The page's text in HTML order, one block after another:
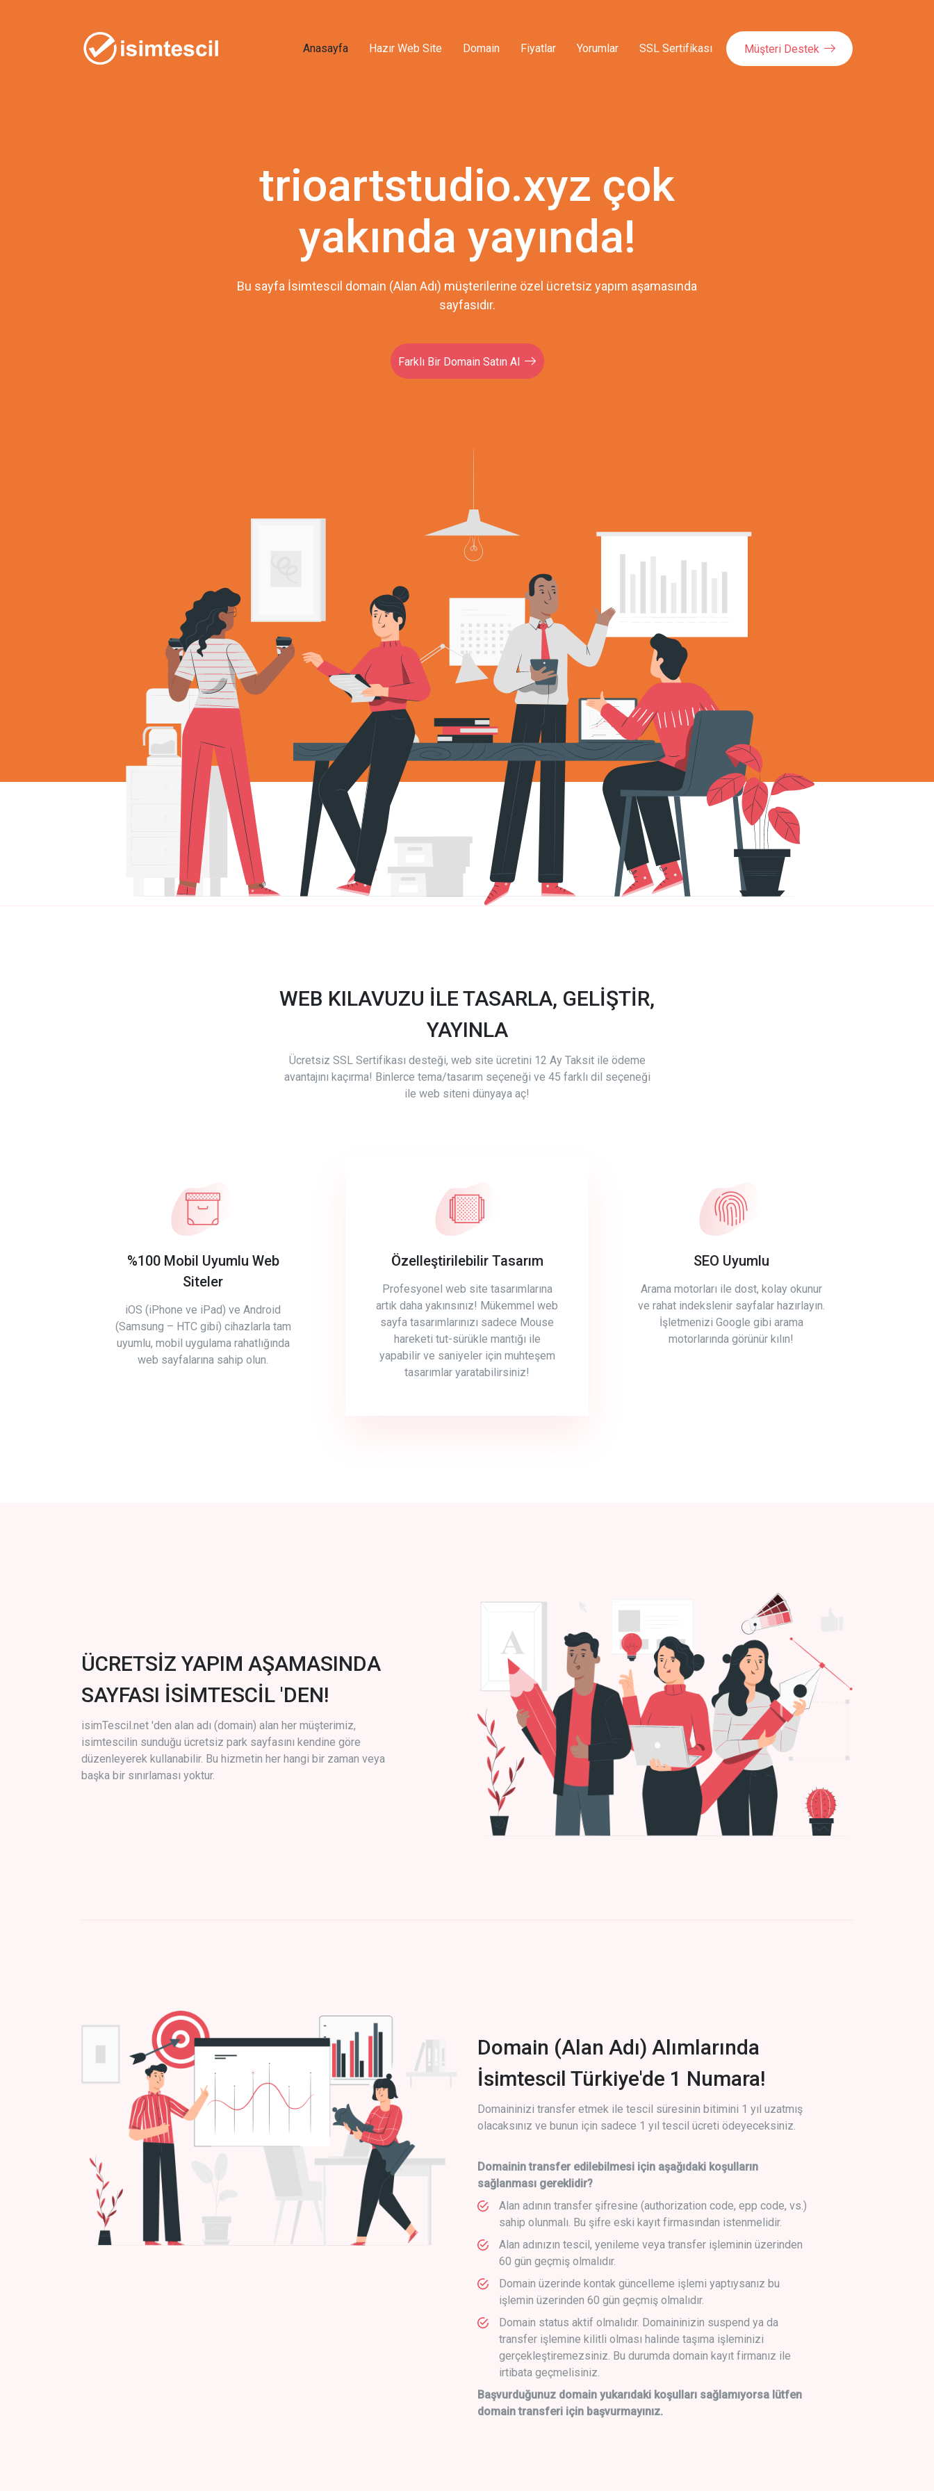
Anasayfa Hazır Web Site Domain Fiyatlar Yorumlar SSL Sertifikası Müşteri Destek
trioartstudio.xyz çok
yakında yayında!
Bu sayfa İsimtescil domain (Alan Adı) müşterilerine özel ücretsiz yapım aşamasında
sayfasıdır.
Farklı Bir Domain Satın Al
WEB KILAVUZU İLE TASARLA, GELİŞTİR,
YAYINLA
Ücretsiz SSL Sertifikası desteği, web site ücretini 12 Ay Taksit ile ödeme
avantajını kaçırma! Binlerce tema/tasarım seçeneği ve 45 farklı dil seçeneği
ile web siteni dünyaya aç!
%100 Mobil Uyumlu Web
Siteler
iOS (iPhone ve iPad) ve Android
(Samsung – HTC gibi) cihazlarla tam
uyumlu, mobil uygulama rahatlığında
web sayfalarına sahip olun.
Özelleştirilebilir Tasarım
Profesyonel web site tasarımlarına
artık daha yakınsınız! Mükemmel web
sayfa tasarımlarınızı sadece Mouse
hareketi tut-sürükle mantığı ile
yapabilir ve saniyeler için muhteşem
tasarımlar yaratabilirsiniz!
SEO Uyumlu
Arama motorları ile dost, kolay okunur
ve rahat indekslenir sayfalar hazırlayın.
İşletmenizi Google gibi arama
motorlarında görünür kılın!
ÜCRETSİZ YAPIM AŞAMASINDA
SAYFASI İSİMTESCİL 'DEN!
isimTescil.net 'den alan adı (domain) alan her müşterimiz,
isimtescilin sunduğu ücretsiz park sayfasını kendine göre
düzenleyerek kullanabilir. Bu hizmetin her hangi bir zaman veya
başka bir sınırlaması yoktur.
Domain (Alan Adı) Alımlarında
İsimtescil Türkiye'de 1 Numara!
Domaininizi transfer etmek ile tescil süresinin bitimini 1 yıl uzatmış
olacaksınız ve bunun için sadece 1 yıl tescil ücreti ödeyeceksiniz.
Domainin transfer edilebilmesi için aşağıdaki koşulların
sağlanması gereklidir?
Alan adının transfer şifresine (authorization code, epp code, vs.)
sahip olunmalı. Bu şifre eski kayıt firmasından istenmelidir.
Alan adınızın tescil, yenileme veya transfer işleminin üzerinden
60 gün geçmiş olmalıdır.
Domain üzerinde kontak güncelleme işlemi yaptıysanız bu
işlemin üzerinden 60 gün geçmiş olmalıdır.
Domain status aktif olmalıdır. Domaininizin suspend ya da
transfer işlemine kilitli olması halinde taşıma işleminizi
gerçekleştiremezsiniz. Bu durumda domain kayıt firmanız ile
irtibata geçmelisiniz.
Başvurduğunuz domain yukarıdaki koşulları sağlamıyorsa lütfen
domain transferi için başvurmayınız.